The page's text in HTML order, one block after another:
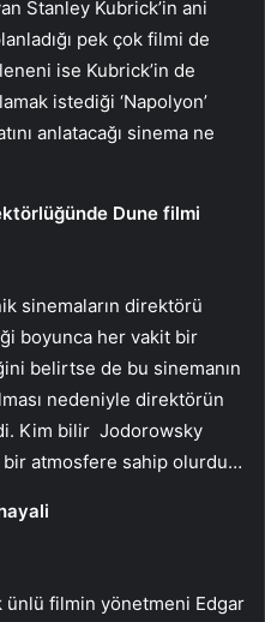
Stanley Kubrick’in ani
pek çok filmi de
ise Kubrick’in de
istediği ‘Napolyon’
anlatacağı sinema ne
Dune filmi
sinemaların direktörü
boyunca her vakit bir
belirtse de bu sinemanın
nedeniyle direktörün
Kim bilir Jodorowsky
bir atmosfere sahip olurdu…
ünlü filmin yönetmeni Edgar